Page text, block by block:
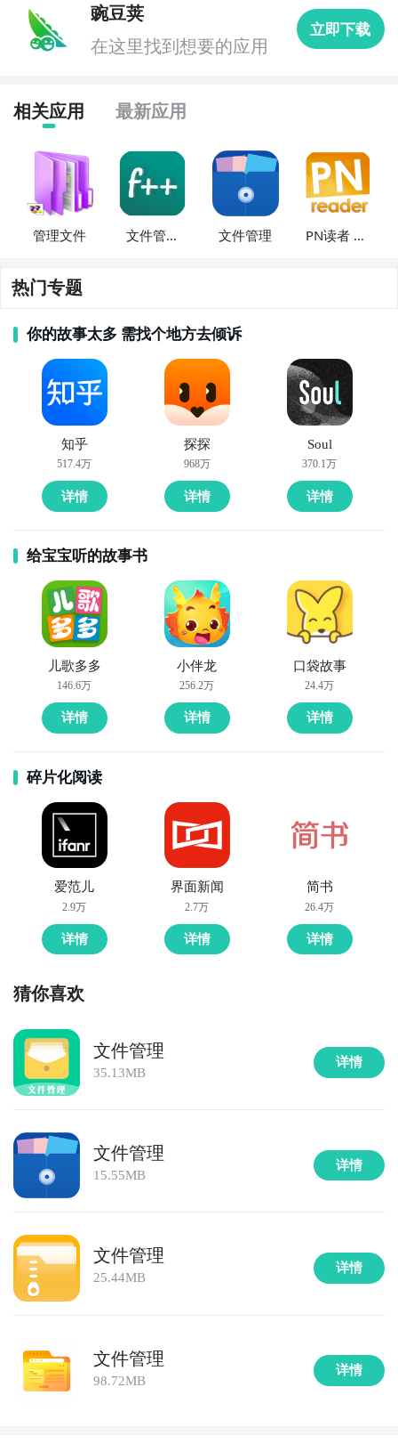
豌豆荚
在这里找到想要的应用
立即下载
相关应用 最新应用
管理文件
文件管理
文件管理
PN读者 PN
热门专题
你的故事太多 需找个地方去倾诉
知乎
517.4万
详情
探探
968万
详情
Soul
370.1万
详情
给宝宝听的故事书
儿歌多多
146.6万
详情
小伴龙
256.2万
详情
口袋故事
24.4万
详情
碎片化阅读
爱范儿
2.9万
详情
界面新闻
2.7万
详情
简书
26.4万
详情
猜你喜欢
文件管理
35.13MB
详情
文件管理
15.55MB
详情
文件管理
25.44MB
详情
文件管理
98.72MB
详情